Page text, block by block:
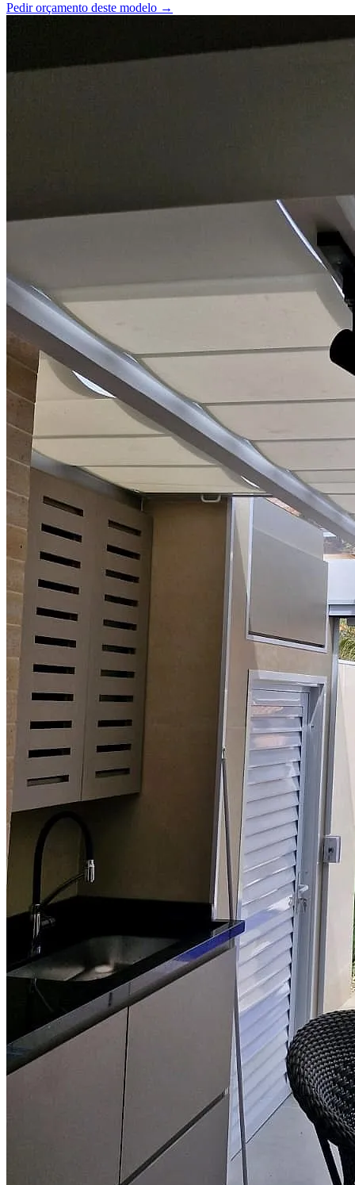
Pedir orçamento deste modelo →